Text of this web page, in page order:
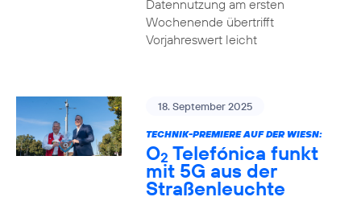
Datennutzung am ersten
Wochenende übertrifft
Vorjahreswert leicht
18. September 2025
TECHNIK-PREMIERE AUF DER WIESN:
O2 Telefónica funkt
mit 5G aus der
Straßenleuchte